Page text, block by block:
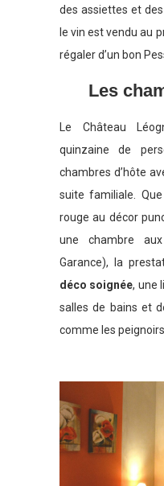
des assiettes et
le vin est vendu au
régaler d’un bon
Les
Le Château
quinzaine de
chambres d’hôte
suite familiale.
rouge au décor
une chambre
Garance), la
déco soignée, une
salles de bains et
comme les